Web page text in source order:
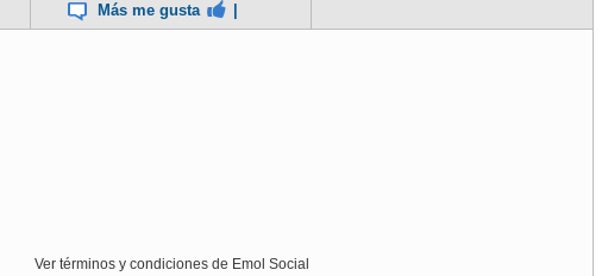
Más me gusta
Ver términos y condiciones de Emol Social